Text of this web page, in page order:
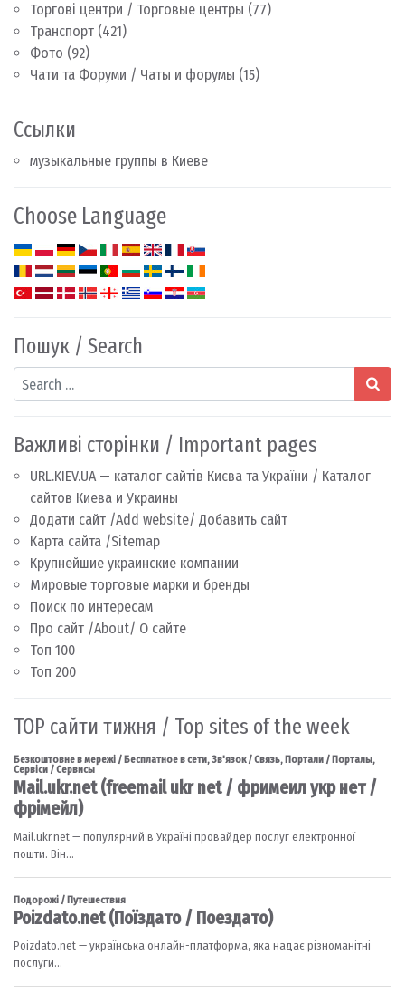
Торгові центри / Торговые центры (77)
Транспорт (421)
Фото (92)
Чати та Форуми / Чаты и форумы (15)
Ссылки
музыкальные группы в Киеве
Choose Language
Пошук / Search
Search
Важливі сторінки / Important pages
URL.KIEV.UA — каталог сайтів Києва та України / Каталог
сайтов Киева и Украины
Додати сайт /Add website/ Добавить сайт
Карта сайта /Sitemap
Крупнейшие украинские компании
Мировые торговые марки и бренды
Поиск по интересам
Про сайт /About/ О сайте
Топ 100
Топ 200
TOP сайти тижня / Top sites of the week